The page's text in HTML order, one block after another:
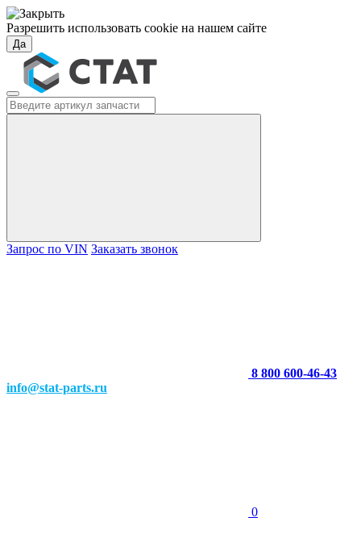
Разрешить использовать cookie на нашем сайте
Да
Запрос по VIN Заказать звонок
8 800 600-46-43
info@stat-parts.ru
0